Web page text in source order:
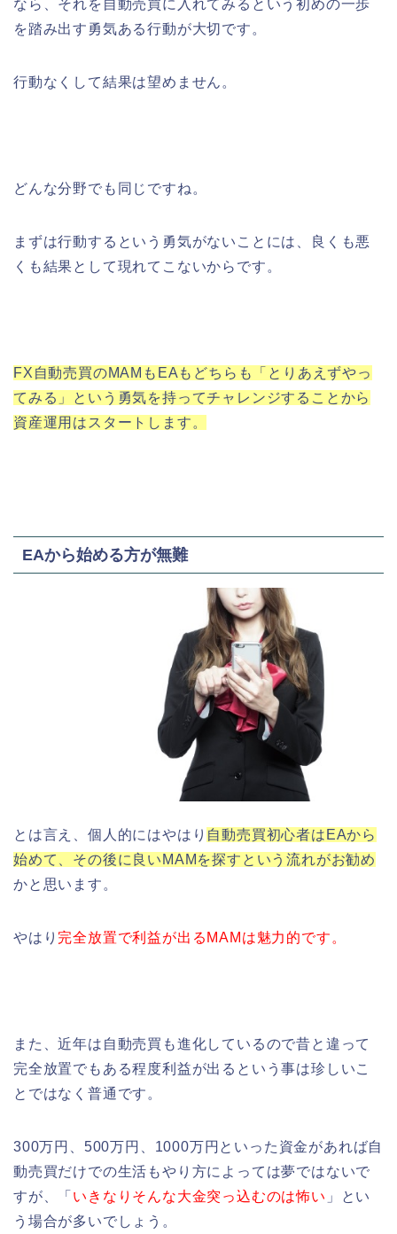
なら、それを自動売買に入れてみるという初めの一歩
を踏み出す勇気ある行動が大切です。
行動なくして結果は望めません。
どんな分野でも同じですね。
まずは行動するという勇気がないことには、良くも悪
くも結果として現れてこないからです。
FX自動売買のMAMもEAもどちらも「とりあえずやっ
てみる」という勇気を持ってチャレンジすることから
資産運用はスタートします。
EAから始める方が無難
とは言え、個人的にはやはり 自動売買初心者はEAから
始めて、その後に良いMAMを探すという流れがお勧め
かと思います。
やはり 完全放置で利益が出るMAMは魅力的です。
また、近年は自動売買も進化しているので昔と違って
完全放置でもある程度利益が出るという事は珍しいこ
とではなく普通です。
300万円、500万円、1000万円といった資金があれば自
動売買だけでの生活もやり方によっては夢ではないで
すが、「 いきなりそんな大金突っ込むのは怖い 」とい
う場合が多いでしょう。